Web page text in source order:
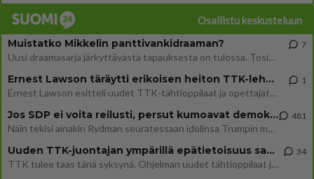
Osallistu keskusteluun
Muistatko Mikkelin panttivankidraaman?
Uusi draamasarja järkyttävästä tapauksesta on tulossa. Tositapahtumiin perustuva sarja ammentaa vuoden 1986 Mikkelin pan
7
Ernest Lawson täräytti erikoisen heiton TTK-lehdistötilaisuudessa: " Onko tässä tarkoituksena...?"
Ernest Lawson esitteli uudet TTK-tähtioppilaat ja opettajat torstaina 6.8. lehdistölle. Tulevalla kaudella on yksi hausk
1
Jos SDP ei voita reilusti, persut kumoavat demokratian Suomesta
Näin tekisi ainakin Rydman seuratessaan idolinsa Trumpin mallia https://www.is.fi/politiikka/art-2000012187244.html
481
Uuden TTK-juontajan ympärillä epätietoisuus sakenee - Nyt MTV hämmentää soppaa
TTK tulee taas tänä syksynä. Ohjelman uudet tähtioppilaat julkistetaan torstaina 6. elokuuta klo 14 alkavassa lehdistö
34